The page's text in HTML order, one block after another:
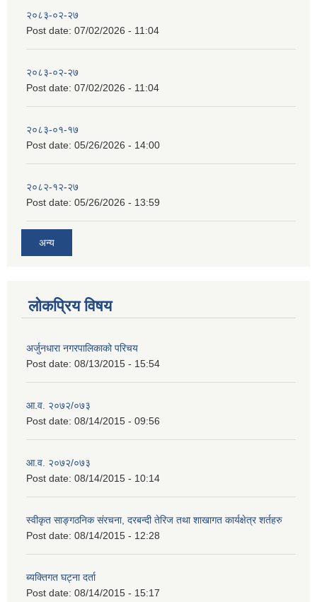
२०८३-०२-२७
Post date: 07/02/2026 - 11:04
२०८३-०२-२७
Post date: 07/02/2026 - 11:04
२०८३-०१-१७
Post date: 05/26/2026 - 14:00
२०८२-१२-२७
Post date: 05/26/2026 - 13:59
अन्य
लोकप्रिय विषय
अर्जुनधारा नगरपालिकाको परिचय
Post date: 08/13/2015 - 15:54
आ.व. २०७२/०७३
Post date: 08/14/2015 - 09:56
आ.व. २०७२/०७३
Post date: 08/14/2015 - 10:14
स्वीकृत साङ्गठनिक संरचना, दरबन्दी तेरिज तथा शाखागत कार्यक्षेत्र शर्तहरु
Post date: 08/14/2015 - 12:28
ब्यक्तिगत घट्ना दर्ता
Post date: 08/14/2015 - 15:17